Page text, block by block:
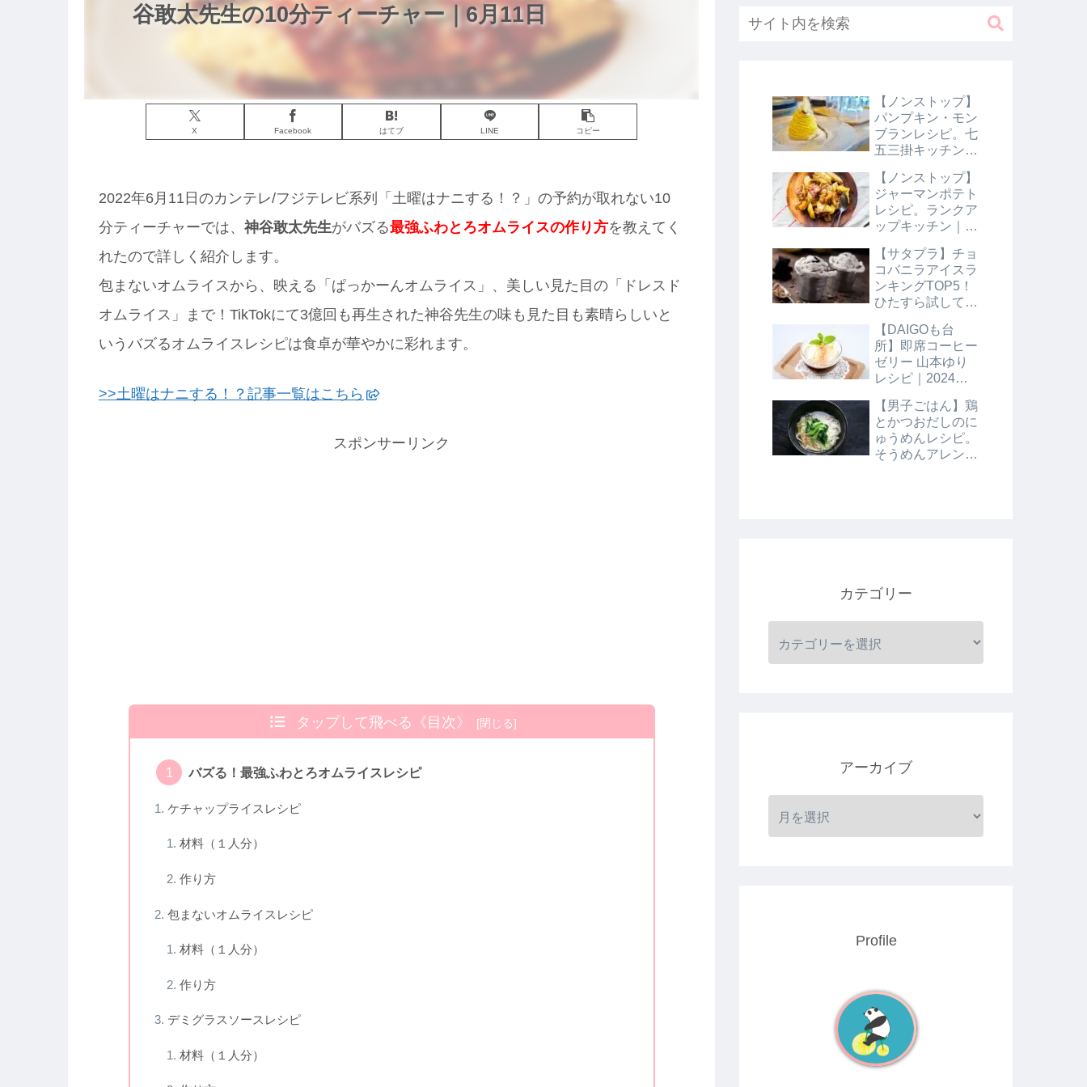
谷敢太先生の10分ティーチャー｜6月11日
X Facebook はてブ LINE コピー
2022年6月11日のカンテレ/フジテレビ系列「土曜はナニする！？」の予約が取れない10
分ティーチャーでは、 神谷敢太先生がバズる最強ふわとろオムライスの作り方を教えてく
れたので詳しく紹介します。
包まないオムライスから、映える「ぱっかーんオムライス」、美しい見た目の「ドレスド
オムライス」まで！TikTokにて3億回も再生された神谷先生の味も見た目も素晴らしいと
いうバズるオムライスレシピは食卓が華やかに彩れます。
>>土曜はナニする！？記事一覧はこちら
スポンサーリンク
タップして飛べる《目次》
バズる！最強ふわとろオムライスレシピ
ケチャップライスレシピ
材料（１人分）
作り方
包まないオムライスレシピ
材料（１人分）
作り方
デミグラスソースレシピ
材料（１人分）
【ノンストップ】
パンプキン・モン
ブランレシピ。七
五三掛キッチン｜
【ノンストップ】
ジャーマンポテト
レシピ。ランクア
ップキッチン｜10
【サタプラ】チョ
コバニラアイスラ
ンキングTOP5！
ひたすら試してラ
日【サタデープラ
ス】
【DAIGOも台
所】即席コーヒー
ゼリー 山本ゆり
レシピ｜2024年8
【男子ごはん】鶏
とかつおだしのに
ゅうめんレシピ。
そうめんアレンジ
カテゴリー
アーカイブ
Profile